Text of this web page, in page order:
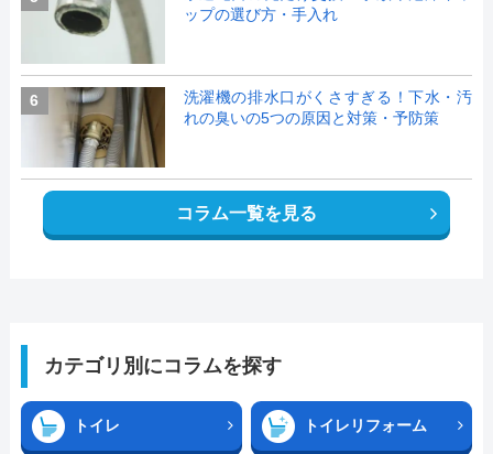
ップの選び方・手入れ
6
洗濯機の排水口がくさすぎる！下水・汚
れの臭いの5つの原因と対策・予防策
コラム一覧を見る
カテゴリ別にコラムを探す
トイレ トイレリフォーム